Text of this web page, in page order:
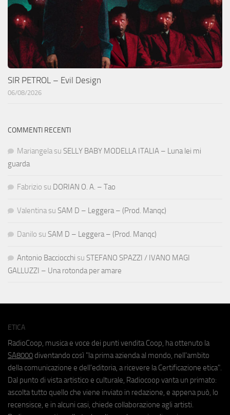
SIR PETROL – Evil Design
06/08/2026
COMMENTI RECENTI
Mariangela su SELLY BABY MODELLA ITALIA – Luna lei mi
guarda
Fabrizio su DORIAN O. A. – Tao
Valentina su SAM D – Leggera – (Prod. Manqc)
Danilo su SAM D – Leggera – (Prod. Manqc)
Antonio Bacciocchi su STEFANO SPAZZI / IVANO MAGI
GALLUZZI – Una rotonda per amare
ETICA
RadioCoop, musica e voce dei punti vendita Coop, ha ottenuto la
SA8000 diventando così "la prima azienda al mondo, nell'ambito
della comunicazione e dell'editoria, a ricevere la Certificazione etica".
Dal punto di vista artistico e culturale, Radiocoop vanta un primato:
ascolta tutto quello che viene inviato in redazione, e appena può, lo
recensisce, e in alcuni casi, chiede collaborazione agli artisti.